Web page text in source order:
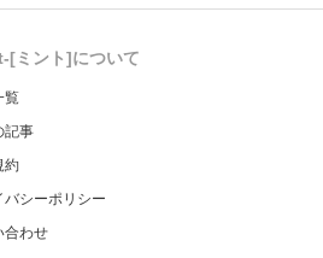
[ミント]について
覧
記事
約
バシーポリシー
合わせ